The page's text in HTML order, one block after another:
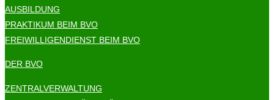
AUSBILDUNG
PRAKTIKUM BEIM BVO
FREIWILLIGENDIENST BEIM BVO
DER BVO
ZENTRALVERWALTUNG